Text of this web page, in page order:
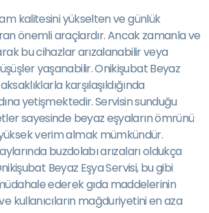
kalitesini yükselten ve günlük
önemli araçlardır. Ancak zamanla ve
bu cihazlar arızalanabilir veya
yaşanabilir. Onikişubat Beyaz
karşılaşıldığında
yetişmektedir. Servisin sunduğu
sayesinde beyaz eşyaların ömrünü
verim almak mümkündür.
buzdolabı arızaları oldukça
Beyaz Eşya Servisi, bu gibi
ederek gıda maddelerinin
kullanıcıların mağduriyetini en aza